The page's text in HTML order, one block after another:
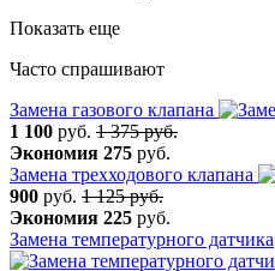
Показать еще
Часто спрашивают
Замена газового клапана
1 100 руб. 1 375 руб.
Экономия 275 руб.
Замена трехходового клапана
900 руб. 1 125 руб.
Экономия 225 руб.
Замена температурного датчика